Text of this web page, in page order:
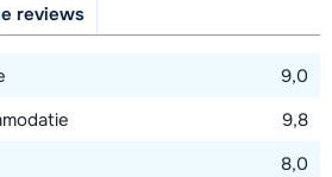
reviews
9,0
9,8
8,0